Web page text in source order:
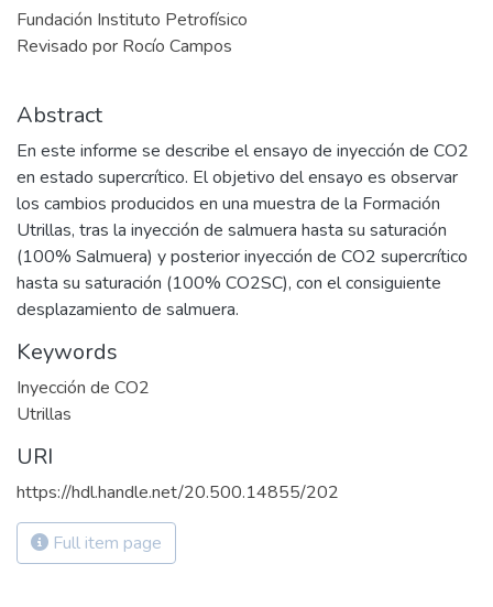
Fundación Instituto Petrofísico
Revisado por Rocío Campos
Abstract
En este informe se describe el ensayo de inyección de CO2
en estado supercrítico. El objetivo del ensayo es observar
los cambios producidos en una muestra de la Formación
Utrillas, tras la inyección de salmuera hasta su saturación
(100% Salmuera) y posterior inyección de CO2 supercrítico
hasta su saturación (100% CO2SC), con el consiguiente
desplazamiento de salmuera.
Keywords
Inyección de CO2
Utrillas
URI
https://hdl.handle.net/20.500.14855/202
Full item page